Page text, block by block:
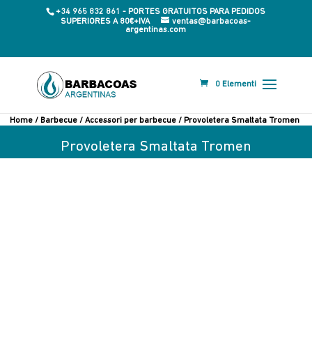
+34 965 832 861 - PORTES GRATUITOS PARA PEDIDOS
SUPERIORES A 80€+IVA
ventas@barbacoas-
argentinas.com
0 Elementi
Home / Barbecue / Accessori per barbecue / Provoletera Smaltata Tromen
Provoletera Smaltata Tromen